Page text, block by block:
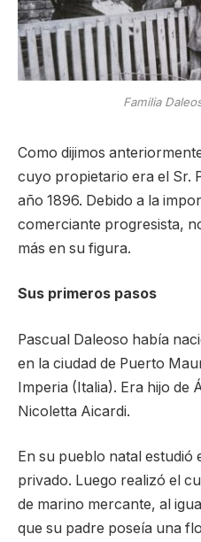
Familia
Como dijimos
cuyo propietario era el Sr.
año 1896. Debido a la
comerciante progresista,
más en su figura.
Sus primeros pasos
Pascual Daleoso había
en la ciudad de Puerto
Imperia (Italia). Era hijo de
Nicoletta Aicardi.
En su pueblo natal estudió
privado. Luego realizó el
de marino mercante, al
que su padre poseía una